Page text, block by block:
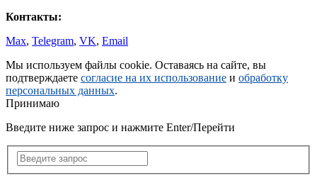
Контакты:
Max, Telegram, VK, Email
Мы используем файлы cookie. Оставаясь на сайте, вы
подтверждаете согласие на их использование и обработку
персональных данных.
Принимаю
Введите ниже запрос и нажмите Enter/Перейти